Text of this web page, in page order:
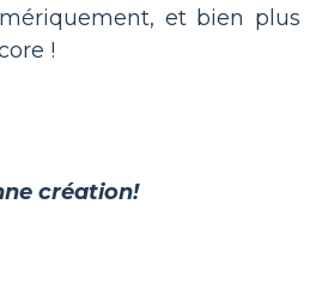
et bien plus
!
création!